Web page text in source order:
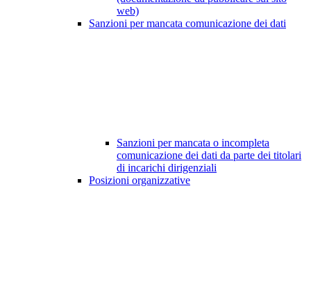
web)
Sanzioni per mancata comunicazione dei dati
Sanzioni per mancata o incompleta
comunicazione dei dati da parte dei titolari
di incarichi dirigenziali
Posizioni organizzative